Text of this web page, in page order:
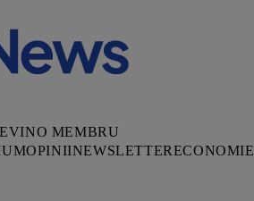
MEMBRU
OPINIINEWSLETTERECONOMIE